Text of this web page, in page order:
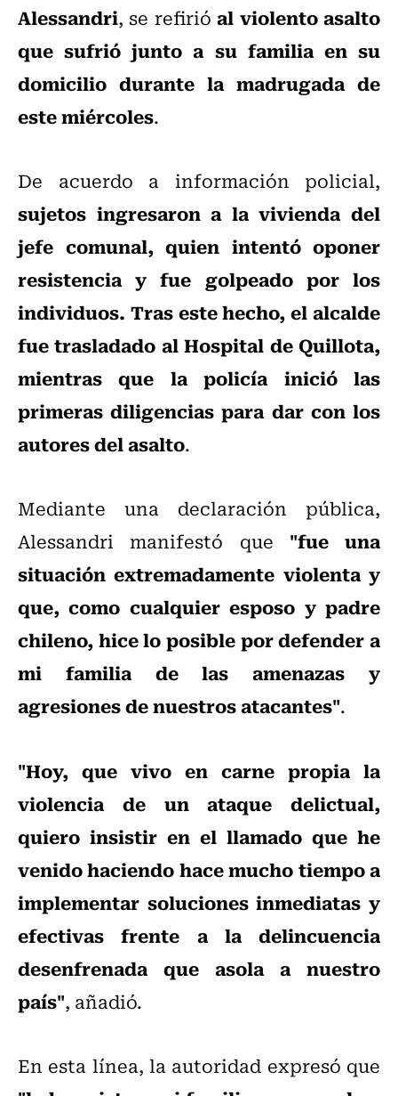
Alessandri, se refirióal violento asalto
que sufrió junto a su familia en su
domicilio durante la madrugada de
este miércoles.
De acuerdo a información policial,
sujetos ingresaron a la vivienda del
jefe comunal, quien intentó oponer
resistencia y fue golpeado por los
individuos. Tras este hecho, el alcalde
fue trasladado al Hospital de Quillota,
mientras que la policía inició las
primeras diligencias para dar con los
autores del asalto.
Mediante una declaración pública,
Alessandri manifestó que "fue una
situación extremadamente violenta y
que, como cualquier esposo y padre
chileno, hice lo posible por defender a
mi familia de las amenazas y
agresiones de nuestros atacantes".
"Hoy, que vivo en carne propia la
violencia de un ataque delictual,
quiero insistir en el llamado que he
venido haciendo hace mucho tiempo a
implementar soluciones inmediatas y
efectivas frente a la delincuencia
desenfrenada que asola a nuestro
país", añadió.
En esta línea, la autoridad expresó que